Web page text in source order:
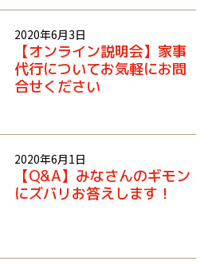
2020年6月3日
【オンライン説明会】家事
代行についてお気軽にお問
合せください
2020年6月1日
【Q&A】みなさんのギモン
にズバリお答えします！